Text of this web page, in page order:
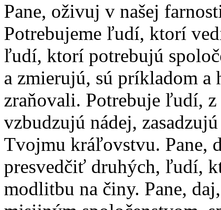
Pane, oživuj v našej
Potrebujeme ľudí, ktorí
ľudí, ktorí potrebujú
a zmierujú, sú príkladom a
zraňovali. Potrebuje ľudí,
vzbudzujú nádej,
Tvojmu kráľovstvu. Pane,
presvedčiť druhých, ľudí,
modlitbu na činy. Pane,